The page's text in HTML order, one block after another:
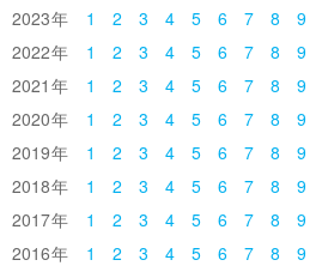
2023
1 2 3 4 5 6 7 8 9
2022
1 2 3 4 5 6 7 8 9
2021
1 2 3 4 5 6 7 8 9
2020
1 2 3 4 5 6 7 8 9
2019
1 2 3 4 5 6 7 8 9
2018
1 2 3 4 5 6 7 8 9
2017
1 2 3 4 5 6 7 8 9
2016
1 2 3 4 5 6 7 8 9